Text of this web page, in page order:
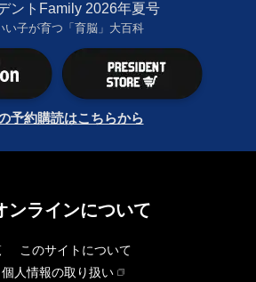
ントFamily 2026年夏号
い子が育つ「育脳」大百科
予約購読はこちらから
ンラインについて
このサイトについて
個人情報の取り扱い